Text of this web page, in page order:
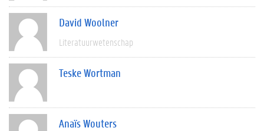
David Woolner
Literatuurwetenschap
Teske Wortman
Anaïs Wouters